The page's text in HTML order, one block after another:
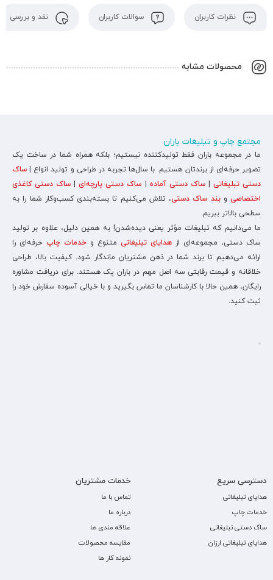
نظرات کاربران سوالات کاربران نقد و بررسی
محصولات مشابه
مجتمع چاپ و تبلیغات باران
ما در مجموعه باران فقط تولیدکننده نیستیم؛ بلکه همراه شما در ساخت یک
تصویر حرفه‌ای از برندتان هستیم. با سال‌ها تجربه در طراحی و تولید انواع | ساک
دستی تبلیغاتی |ساک دستی آماده | ساک دستی پارچه‌ای| ساک دستی کاغذی
اختصاصی وبند ساک دستی، تلاش می‌کنیم تا بسته‌بندی کسب‌وکار شما را به
سطحی بالاتر ببریم.
ما می‌دانیم که تبلیغات مؤثر یعنی دیده‌شدن! به همین دلیل، علاوه بر تولید
ساک دستی، مجموعه‌ای از هدایای تبلیغاتی متنوع و خدمات چاپ حرفه‌ای را
ارائه می‌دهیم تا برند شما در ذهن مشتریان ماندگار شود. کیفیت بالا، طراحی
خلاقانه و قیمت رقابتی سه اصل مهم در باران پک هستند. برای دریافت مشاوره
رایگان، همین حالا با کارشناسان ما تماس بگیرید و با خیالی آسوده سفارش خود را
ثبت کنید.
دسترسی سریع
هدایای تبلیغاتی
خدمات چاپ
ساک دستی تبلیغاتی
هدایای تبلیغاتی ارزان
خدمات مشتریان
تماس با ما
درباره ما
علاقه مندی ها
مقایسه محصولات
نمونه کار ها